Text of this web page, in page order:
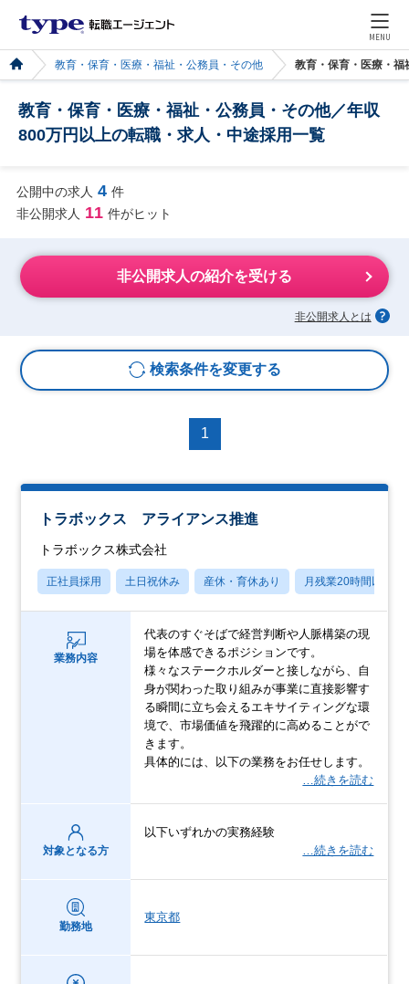
MENU
教育・保育・医療・福祉・公務員・その他 教育・保育・医療・福
教育・保育・医療・福祉・公務員・その他／年収
800万円以上の転職・求人・中途採用一覧
公開中の求人 4 件
非公開求人 11 件がヒット
非公開求人の紹介を受ける
非公開求人とは
検索条件を変更する
1
トラボックス アライアンス推進
トラボックス株式会社
正社員採用 土日祝休み 産休・育休あり 月残業20時間以内
業務内容
代表のすぐそばで経営判断や人脈構築の現
場を体感できるポジションです。
様々なステークホルダーと接しながら、自
身が関わった取り組みが事業に直接影響す
る瞬間に立ち会えるエキサイティングな環
境で、市場価値を飛躍的に高めることがで
きます。
具体的には、以下の業務をお任せします。
…続きを読む
対象となる方
以下いずれかの実務経験
…続きを読む
勤務地
東京都